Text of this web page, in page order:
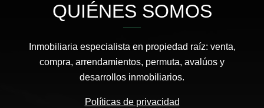
QUIÉNES SOMOS
Inmobiliaria especialista en propiedad raíz: venta,
compra, arrendamientos, permuta, avalúos y
desarrollos inmobiliarios.
Políticas de privacidad